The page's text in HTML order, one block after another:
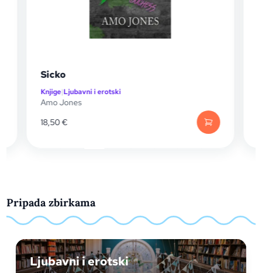
Sicko
Knjige|Ljubavni i erotski
Amo Jones
18,50€
Pripada zbirkama
Ljubavni i erotski